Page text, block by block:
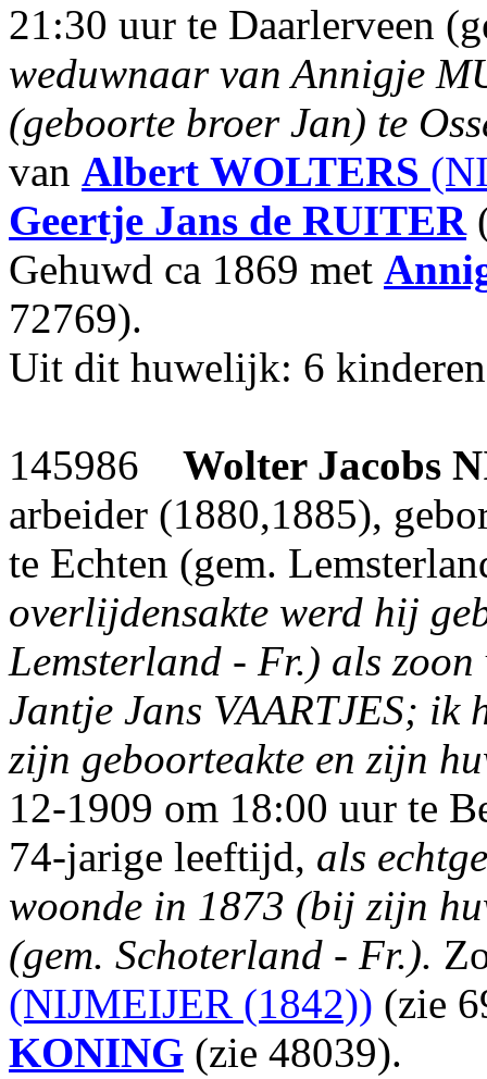
21:30 uur te Daarlerveen
weduwnaar van Annigje
(geboorte broer Jan) te
van Albert WOLTERS
Geertje Jans de RUITER
Gehuwd ca 1869 met
72769).
Uit dit huwelijk: 6
145986 Wolter Jacobs
arbeider (1880,1885),
te Echten (gem.
overlijdensakte werd hij
Lemsterland - Fr.) als
Jantje Jans VAARTJES; ik
zijn geboorteakte en zijn
12-1909 om 18:00 uur te
74-jarige leeftijd, als
woonde in 1873 (bij zijn
(gem. Schoterland - Fr.).
(NIJMEIJER (1842)) (zie
KONING (zie 48039).